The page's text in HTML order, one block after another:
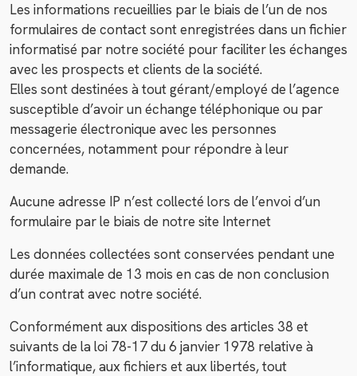
Les informations recueillies par le biais de l’un de nos
formulaires de contact sont enregistrées dans un fichier
informatisé par notre société pour faciliter les échanges
avec les prospects et clients de la société.
Elles sont destinées à tout gérant/employé de l’agence
susceptible d’avoir un échange téléphonique ou par
messagerie électronique avec les personnes
concernées, notamment pour répondre à leur
demande.
Aucune adresse IP n’est collecté lors de l’envoi d’un
formulaire par le biais de notre site Internet
Les données collectées sont conservées pendant une
durée maximale de 13 mois en cas de non conclusion
d’un contrat avec notre société.
Conformément aux dispositions des articles 38 et
suivants de la loi 78-17 du 6 janvier 1978 relative à
l’informatique, aux fichiers et aux libertés, tout